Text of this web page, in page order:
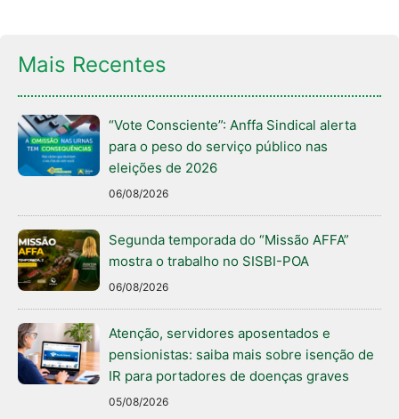
Mais Recentes
“Vote Consciente”: Anffa Sindical alerta
para o peso do serviço público nas
eleições de 2026
06/08/2026
Segunda temporada do “Missão AFFA”
mostra o trabalho no SISBI-POA
06/08/2026
Atenção, servidores aposentados e
pensionistas: saiba mais sobre isenção de
IR para portadores de doenças graves
05/08/2026